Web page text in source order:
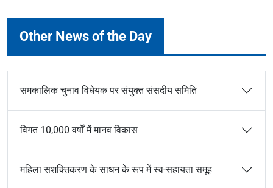
Other News of the Day
समकालिक चुनाव विधेयक पर संयुक्त संसदीय समिति
विगत 10,000 वर्षों में मानव विकास
महिला सशक्तिकरण के साधन के रूप में स्व-सहायता समूह